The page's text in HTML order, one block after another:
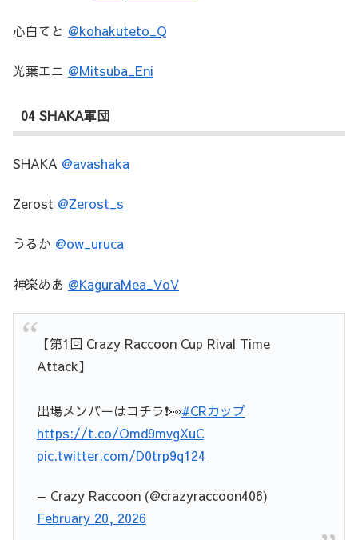
心白てと @kohakuteto_Q
光葉エニ @Mitsuba_Eni
04 SHAKA軍団
SHAKA @avashaka
Zerost @Zerost_s
うるか @ow_uruca
神楽めあ @KaguraMea_VoV
【第1回 Crazy Raccoon Cup Rival Time
Attack】
出場メンバーはコチラ❗️👀#CRカップ
https://t.co/Omd9mvgXuC
pic.twitter.com/D0trp9q124
— Crazy Raccoon (@crazyraccoon406)
February 20, 2026